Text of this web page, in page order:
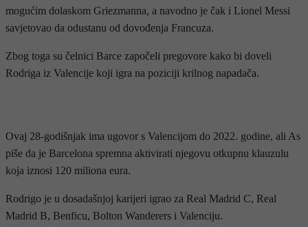
mogućim dolaskom Griezmanna, a navodno je čak i Lionel Messi
savjetovao da odustanu od dovođenja Francuza.
Zbog toga su čelnici Barce započeli pregovore kako bi doveli
Rodriga iz Valencije koji igra na poziciji krilnog napadača.
Ovaj 28-godišnjak ima ugovor s Valencijom do 2022. godine, ali As
piše da je Barcelona spremna aktivirati njegovu otkupnu klauzulu
koja iznosi 120 miliona eura.
Rodrigo je u dosadašnjoj karijeri igrao za Real Madrid C, Real
Madrid B, Benficu, Bolton Wanderers i Valenciju.